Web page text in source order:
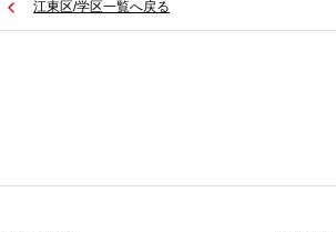
江東区/学区一覧へ戻る